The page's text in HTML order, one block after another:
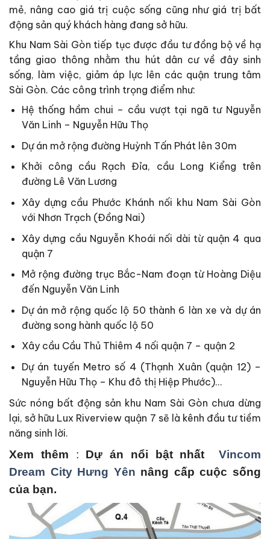
mẻ, nâng cao giá trị cuộc sống cũng như giá trị bất
động sản quý khách hàng đang sở hữu.
Khu Nam Sài Gòn tiếp tục được đầu tư đồng bộ về hạ
tầng giao thông nhằm thu hút dân cư về đây sinh
sống, làm việc, giảm áp lực lên các quận trung tâm
Sài Gòn. Các công trình trọng điểm như:
Hệ thống hầm chui – cầu vượt tại ngã tư Nguyễn
Văn Linh – Nguyễn Hữu Thọ
Dự án mở rộng đường Huỳnh Tấn Phát lên 30m
Khởi công cầu Rạch Đỉa, cầu Long Kiểng trên
đường Lê Văn Lương
Xây dựng cầu Phước Khánh nối khu Nam Sài Gòn
với Nhơn Trạch (Đồng Nai)
Xây dựng cầu Nguyễn Khoái nối dài từ quận 4 qua
quận 7
Mở rộng đường trục Bắc-Nam đoạn từ Hoàng Diệu
đến Nguyễn Văn Linh
Dự án mở rộng quốc lộ 50 thành 6 làn xe và dự án
đường song hành quốc lộ 50
Xây cầu Cầu Thủ Thiêm 4 nối quận 7 – quận 2
Dự án tuyến Metro số 4 (Thạnh Xuân (quận 12) –
Nguyễn Hữu Thọ – Khu đô thị Hiệp Phước)…
Sức nóng bất động sản khu Nam Sài Gòn chưa dừng
lại, sở hữu Lux Riverview quận 7 sẽ là kênh đầu tư tiềm
năng sinh lời.
Xem thêm : Dự án nổi bật nhấtVincom
Dream City Hưng Yên nâng cấp cuộc sống
của bạn.